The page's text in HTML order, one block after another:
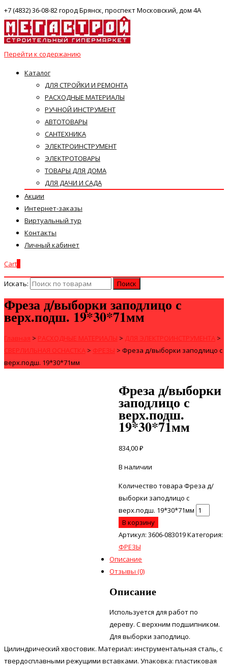
+7 (4832) 36-08-82 город Брянск, проспект Московский, дом 4А
Перейти к содержанию
Каталог
ДЛЯ СТРОЙКИ И РЕМОНТА
РАСХОДНЫЕ МАТЕРИАЛЫ
РУЧНОЙ ИНСТРУМЕНТ
АВТОТОВАРЫ
САНТЕХНИКА
ЭЛЕКТРОИНСТРУМЕНТ
ЭЛЕКТРОТОВАРЫ
ТОВАРЫ ДЛЯ ДОМА
ДЛЯ ДАЧИ И САДА
Акции
Интернет-заказы
Виртуальный тур
Контакты
Личный кабинет
Cart
Искать:
Фреза д/выборки заподлицо с
верх.подш. 19*30*71мм
Главная > РАСХОДНЫЕ МАТЕРИАЛЫ > ДЛЯ ЭЛЕКТРОИНСТРУМЕНТА >
СВЕРЛИЛЬНАЯ ОСНАСТКА > ФРЕЗЫ > Фреза д/выборки заподлицо с
верх.подш. 19*30*71мм
Фреза д/выборки
заподлицо с
верх.подш.
19*30*71мм
834,00₽
В наличии
Количество товара Фреза д/
выборки заподлицо с
верх.подш. 19*30*71мм
В корзину
Артикул: 3606-083019Категория:
ФРЕЗЫ
Описание
Отзывы (0)
Описание
Используется для работ по
дереву. С верхним подшипником.
Для выборки заподлицо.
Цилиндрический хвостовик. Материал: инструментальная сталь, с
твердосплавными режущими вставками. Упаковка: пластиковая